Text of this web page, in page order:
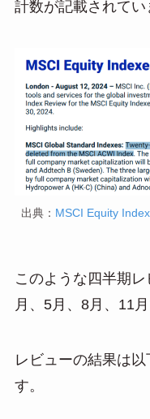
計数が記載されてい
出典： MSCI Equity
このような四半期
月、5月、8月、11月
レビューの結果は
す。